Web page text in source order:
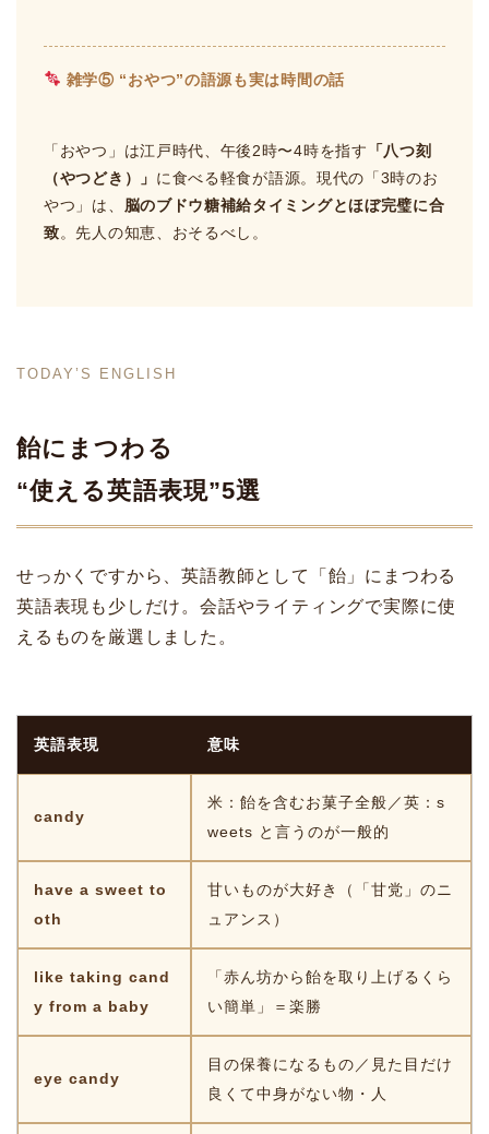
雑学⑤ “おやつ”の語源も実は時間の話
「おやつ」は江戸時代、午後2時〜4時を指す
「八つ刻
（やつどき）」 に食べる軽食が語源。現代の「3時のお
やつ」は、 脳のブドウ糖補給タイミングとほぼ完璧に合
致。先人の知恵、おそるべし。
TODAY’S ENGLISH
飴にまつわる
“使える英語表現”5選
せっかくですから、英語教師として「飴」にまつわる
英語表現も少しだけ。会話やライティングで実際に使
えるものを厳選しました。
英語表現 意味
candy
米：飴を含むお菓子全般／英：s
weets と言うのが一般的
have a sweet to
oth
甘いものが大好き（「甘党」のニ
ュアンス）
like taking cand
y from a baby
「赤ん坊から飴を取り上げるくら
い簡単」＝楽勝
eye candy
目の保養になるもの／見た目だけ
良くて中身がない物・人